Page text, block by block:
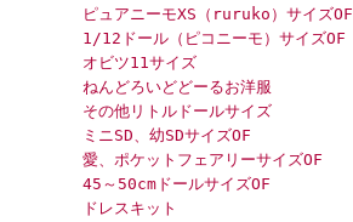
ピュアニーモXS（ruruko）サイズOF
1/12ドール（ピコニーモ）サイズOF
オビツ11サイズ
ねんどろいどどーるお洋服
その他リトルドールサイズ
ミニSD、幼SDサイズOF
愛、ポケットフェアリーサイズOF
45～50cmドールサイズOF
ドレスキット